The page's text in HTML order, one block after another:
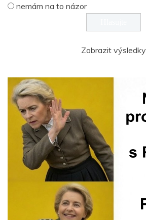
nemám na to názor
Zobrazit výsledky